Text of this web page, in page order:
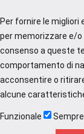
Per fornire le
per memorizzare e/o
consenso a queste
comportamento di
acconsentire o
alcune
Funzionale